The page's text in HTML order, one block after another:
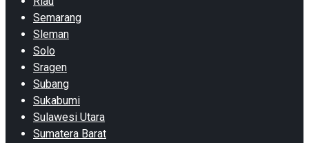
Semarang
Sleman
Solo
Sragen
Subang
Sukabumi
Sulawesi Utara
Sumatera Barat